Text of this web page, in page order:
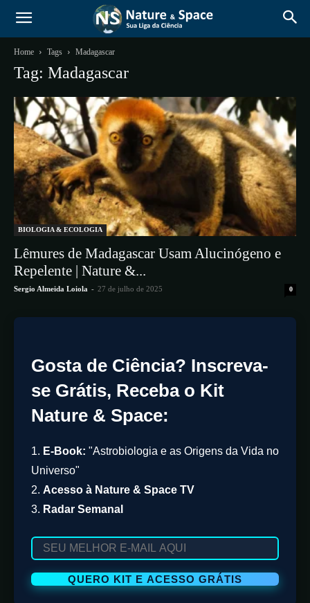
Home Tags Madagascar
Tag: Madagascar
BIOLOGIA & ECOLOGIA
Lêmures de Madagascar Usam Alucinógeno e
Repelente | Nature &...
Sergio Almeida Loiola - 27 de julho de 2025 0
Gosta de Ciência? Inscreva-
se Grátis, Receba o Kit
Nature & Space:
1. E-Book: "Astrobiologia e as Origens da Vida no
Universo"
2. Acesso à Nature & Space TV
3. Radar Semanal